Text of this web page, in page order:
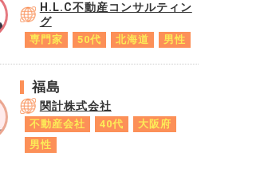
H.L.C不動産コンサルティン
グ
専門家 50代 北海道 男性
福島
関計株式会社
不動産会社 40代
大阪府
男性